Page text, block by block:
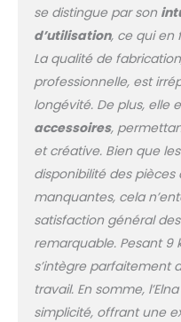
se distingue par son
d’utilisation, ce qui en
La qualité de
professionnelle, est
longévité. De plus, elle
accessoires,
et créative. Bien que
disponibilité des
manquantes, cela
satisfaction général
remarquable. Pesant 9
s’intègre parfaitement
travail. En somme,
simplicité, offrant une